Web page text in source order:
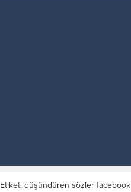
Etiket: düşündüren sözler facebook